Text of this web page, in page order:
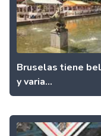
Bruselas tiene
y varia...